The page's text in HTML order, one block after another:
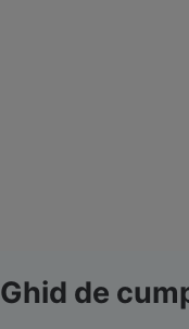
Ghid de